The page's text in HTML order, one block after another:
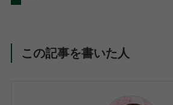
この記事を書いた人